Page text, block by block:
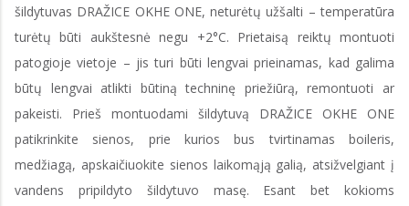
šildytuvas DRAŽICE OKHE ONE, neturėtų užšalti – temperatūra
turėtų būti aukštesnė negu +2°C. Prietaisą reiktų montuoti
patogioje vietoje – jis turi būti lengvai prieinamas, kad galima
būtų lengvai atlikti būtiną techninę priežiūrą, remontuoti ar
pakeisti. Prieš montuodami šildytuvą DRAŽICE OKHE ONE
patikrinkite sienos, prie kurios bus tvirtinamas boileris,
medžiagą, apskaičiuokite sienos laikomąją galią, atsižvelgiant į
vandens pripildyto šildytuvo masę. Esant bet kokioms